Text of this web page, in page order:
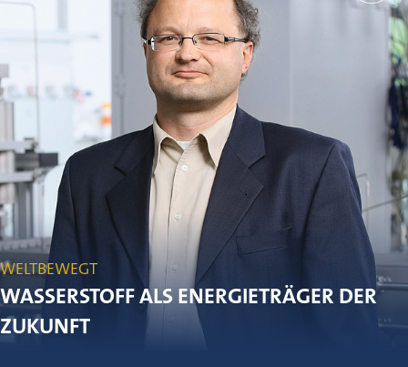
WELTBEWEGT
WASSERSTOFF ALS ENERGIETRÄGER DER
ZUKUNFT